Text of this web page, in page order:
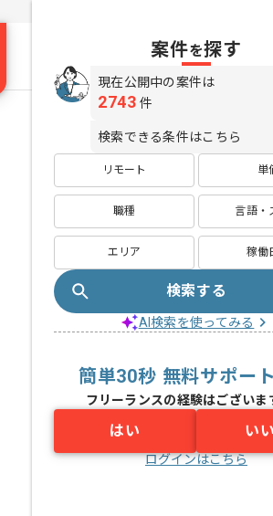
案件を探す
現在公開中の案件は
2743 件
検索できる条件はこちら
リモート 単
職種 言語・
エリア 稼働
検索する
AI検索を使ってみる
簡単30秒 無料サポー
フリーランスの経験はございま
はい い
ログインはこちら